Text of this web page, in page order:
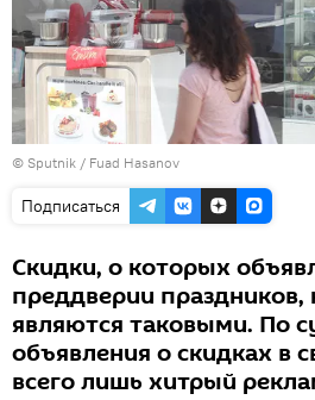
© Sputnik / Fuad Hasanov
Подписаться
Скидки, о которых
преддверии праздников,
являются таковыми. По
объявления о скидках в
всего лишь хитрый